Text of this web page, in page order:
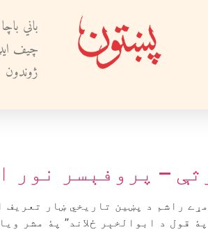
باني
چيف
ژوندون
– پروفېسر نور
راشم د پښين تاريخي ښار
پۀ مابېن کښې “پۀ قول د ابوالخېر